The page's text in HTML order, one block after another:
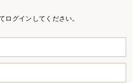
ログインしてください。